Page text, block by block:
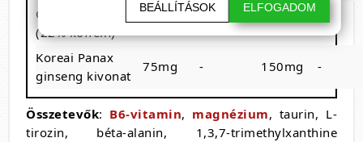
Guarana kivonat
(22% koffein)
50mg - 100mg -
Koreai Panax
ginseng kivonat
75mg - 150mg -
Összetevők: B6-vitamin, magnézium, taurin, L-
tirozin, béta-alanin, 1,3,7-trimethylxanthine
BEÁLLÍTÁSOK ELFOGADOM